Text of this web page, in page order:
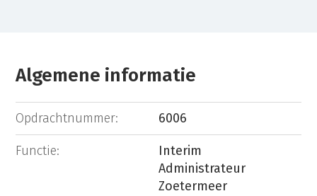
Algemene informatie
Opdrachtnummer: 6006
Functie:
Interim
Administrateur
Zoetermeer